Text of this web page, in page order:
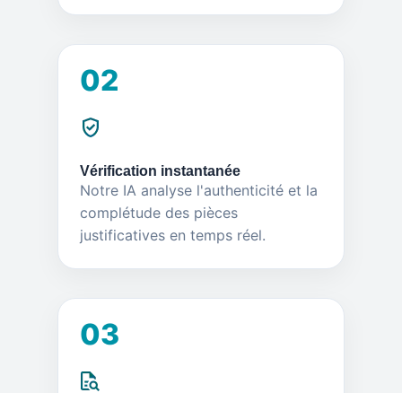
02
Vérification instantanée
Notre IA analyse l'authenticité et la
complétude des pièces
justificatives en temps réel.
03